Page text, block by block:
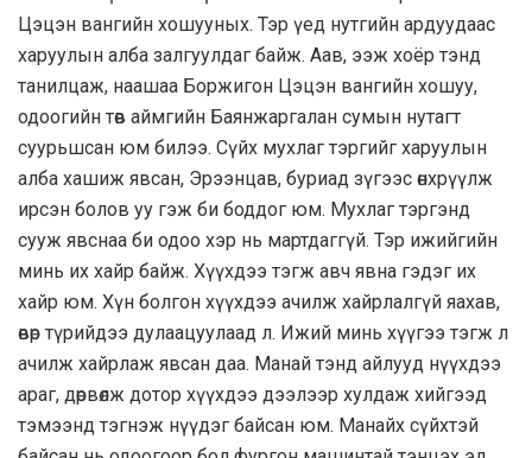
Цэцэн вангийн хошууных. Тэр үед нутгийн ардуудаас
харуулын алба залгуулдаг байж. Аав, ээж хоёр тэнд
танилцаж, наашаа Боржигон Цэцэн вангийн хошуу,
одоогийн төв аймгийн Баянжаргалан сумын нутагт
суурьшсан юм билээ. Сүйх мухлаг тэргийг харуулын
алба хашиж явсан, Эрээнцав, буриад зүгээс өнхрүүлж
ирсэн болов уу гэж би боддог юм. Мухлаг тэргэнд
сууж явснаа би одоо хэр нь мартдаггүй. Тэр ижийгийн
минь их хайр байж. Хүүхдээ тэгж авч явна гэдэг их
хайр юм. Хүн болгон хүүхдээ ачилж хайрлалгүй яахав,
өвөр түрийдээ дулаацуулаад л. Ижий минь хүүгээ тэгж л
ачилж хайрлаж явсан даа. Манай тэнд айлууд нүүхдээ
араг, дөрвөлж дотор хүүхдээ дээлээр хулдаж хийгээд
тэмээнд тэгнэж нүүдэг байсан юм. Манайх сүйхтэй